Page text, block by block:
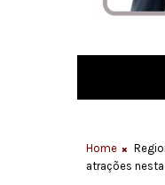
Home
atrações